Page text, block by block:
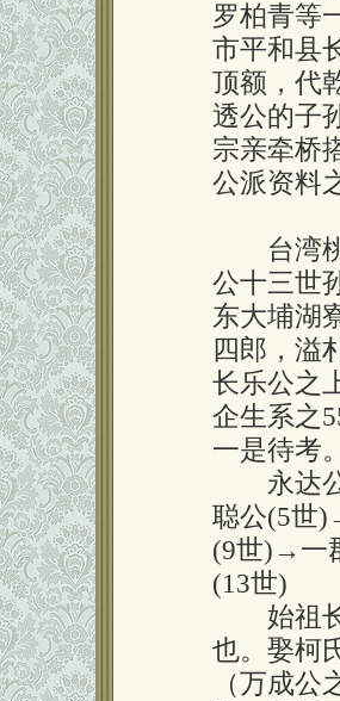
罗柏青等
市平和县
顶额，代
透公的子
宗亲牵桥
公派资料
台湾桃
公十三世
东大埔湖
四郎，溢
长乐公之
企生系之
一是待考。
永达公
聪公(5世
(9世)→一
(13世)
始祖长
也。娶柯
（万成